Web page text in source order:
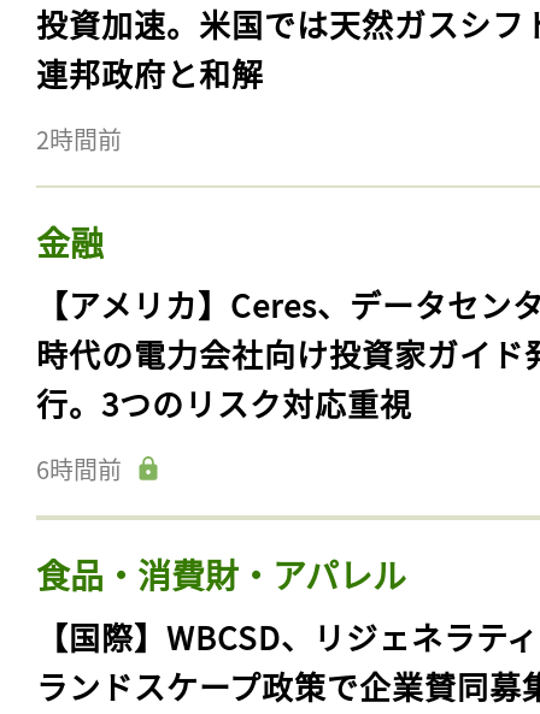
投資加速。米国では天然ガスシフ
連邦政府と和解
2時間前
金融
【アメリカ】Ceres、データセン
時代の電力会社向け投資家ガイド
行。3つのリスク対応重視
6時間前
食品・消費財・アパレル
【国際】WBCSD、リジェネラテ
ランドスケープ政策で企業賛同募